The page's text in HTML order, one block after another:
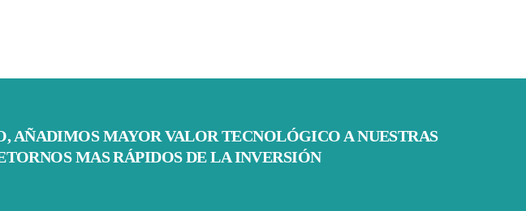
AÑADIMOS MAYOR VALOR TECNOLÓGICO A NUESTRAS
MAS RÁPIDOS DE LA INVERSIÓN